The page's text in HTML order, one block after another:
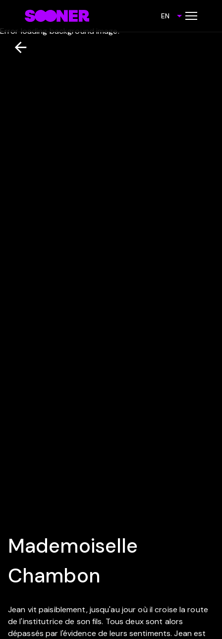
EN
Error loading background image.
Mademoiselle
Chambon
Jean vit paisiblement, jusqu'au jour où il croise la route
de l'institutrice de son fils. Tous deux sont alors
dépassés par l'évidence de leurs sentiments. Jean est